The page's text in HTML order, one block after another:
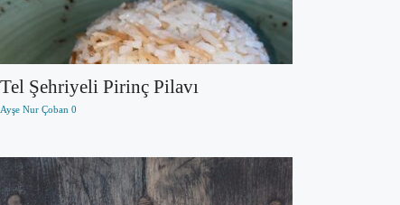
Tel Şehriyeli Pirinç Pilavı
Ayşe Nur Çoban 0